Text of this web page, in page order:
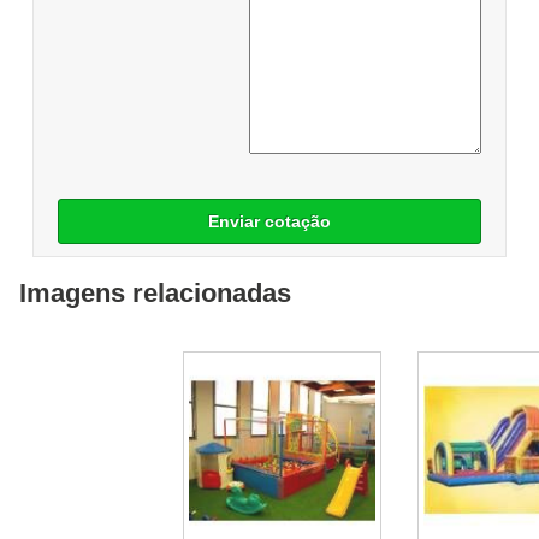
Enviar cotação
Imagens relacionadas